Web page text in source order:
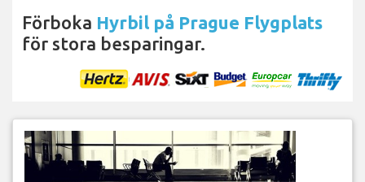
Förboka Hyrbil på Prague Flygplats
för stora besparingar.